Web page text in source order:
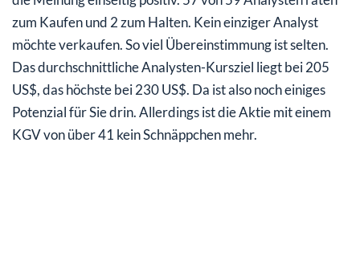
zum Kaufen und 2 zum Halten. Kein einziger Analyst
möchte verkaufen. So viel Übereinstimmung ist selten.
Das durchschnittliche Analysten-Kursziel liegt bei 205
US$, das höchste bei 230 US$. Da ist also noch einiges
Potenzial für Sie drin. Allerdings ist die Aktie mit einem
KGV von über 41 kein Schnäppchen mehr.